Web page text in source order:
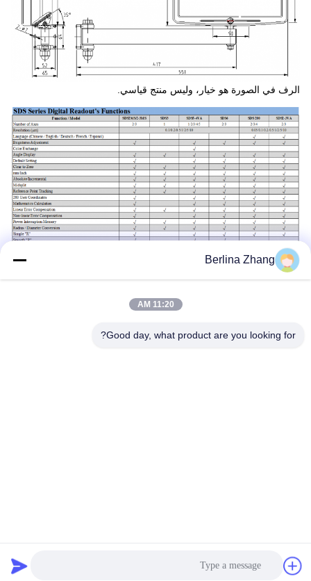
الرف في الصورة هو خيار، وليس منتج قياسي.
عنوان
Berlina Zhang
11:20 AM
Good day, what product are you looking for?